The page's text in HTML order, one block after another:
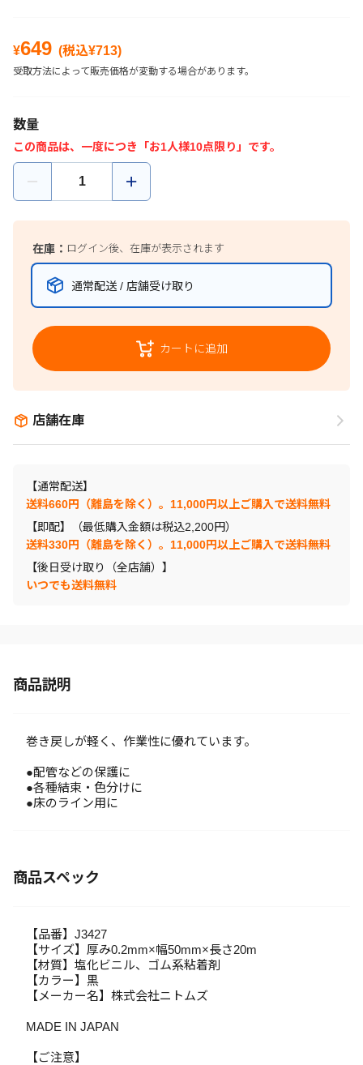
¥649 (税込¥713)
受取方法によって販売価格が変動する場合があります。
数量
この商品は、一度につき「お1人様10点限り」です。
在庫： ログイン後、在庫が表示されます
通常配送 / 店舗受け取り
カートに追加
店舗在庫
【通常配送】
送料660円（離島を除く）。11,000円以上ご購入で送料無料
【即配】（最低購入金額は税込2,200円）
送料330円（離島を除く）。11,000円以上ご購入で送料無料
【後日受け取り（全店舗）】
いつでも送料無料
商品説明
巻き戻しが軽く、作業性に優れています。
●配管などの保護に
●各種結束・色分けに
●床のライン用に
商品スペック
【品番】J3427
【サイズ】厚み0.2mm×幅50mm×長さ20m
【材質】塩化ビニル、ゴム系粘着剤
【カラー】黒
【メーカー名】株式会社ニトムズ
MADE IN JAPAN
【ご注意】